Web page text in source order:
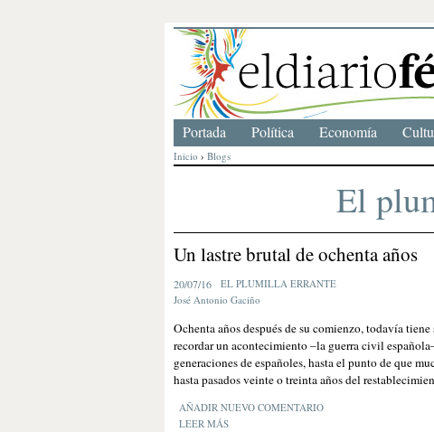
Inicio › Blogs
El
Un lastre brutal de ochenta años
20/07/16
EL PLUMILLA ERRANTE
José Antonio Gaciño
Ochenta años después de su comienzo, todavía
recordar un acontecimiento –la guerra civil
generaciones de españoles, hasta el punto de que
hasta pasados veinte o treinta años del
AÑADIR NUEVO COMENTARIO
LEER MÁS
Portada Política Economía